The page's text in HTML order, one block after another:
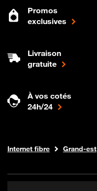
Promos
exclusives
Livraison
gratuite
À vos cotés
24h/24
Boutique Orange
Internet fibre Grand-est